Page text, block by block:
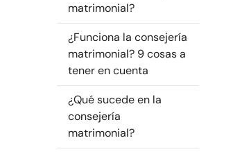
matrimonial?
¿Funciona la consejería
matrimonial? 9 cosas a
tener en cuenta
¿Qué sucede en la
consejería
matrimonial?